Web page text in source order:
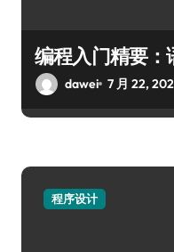
编程入门精要：
dawei 7 月 22,
程序设计